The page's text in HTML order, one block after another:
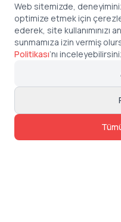
Web sitemizde,
optimize etmek için
ederek, site kullanımınızı
sunmamıza izin vermiş
Politikası’nı